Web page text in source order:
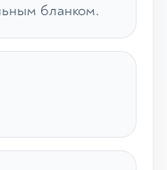
бланком.